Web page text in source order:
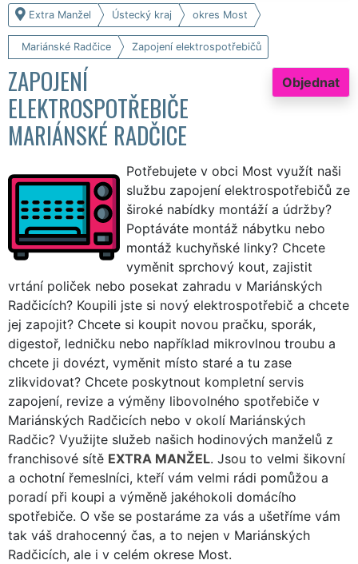
Extra Manžel Ústecký kraj okres Most
Mariánské Radčice Zapojení elektrospotřebičů
Objednat
ZAPOJENÍ
ELEKTROSPOTŘEBIČE
MARIÁNSKÉ RADČICE
Potřebujete v obci Most využít naši
službu zapojení elektrospotřebičů ze
široké nabídky montáží a údržby?
Poptáváte montáž nábytku nebo
montáž kuchyňské linky? Chcete
vyměnit sprchový kout, zajistit
vrtání poliček nebo posekat zahradu v Mariánských
Radčicích? Koupili jste si nový elektrospotřebič a chcete
jej zapojit? Chcete si koupit novou pračku, sporák,
digestoř, ledničku nebo například mikrovlnou troubu a
chcete ji dovézt, vyměnit místo staré a tu zase
zlikvidovat? Chcete poskytnout kompletní servis
zapojení, revize a výměny libovolného spotřebiče v
Mariánských Radčicích nebo v okolí Mariánských
Radčic? Využijte služeb našich hodinových manželů z
franchisové sítě EXTRA MANŽEL. Jsou to velmi šikovní
a ochotní řemeslníci, kteří vám velmi rádi pomůžou a
poradí při koupi a výměně jakéhokoli domácího
spotřebiče. O vše se postaráme za vás a ušetříme vám
tak váš drahocenný čas, a to nejen v Mariánských
Radčicích, ale i v celém okrese Most.